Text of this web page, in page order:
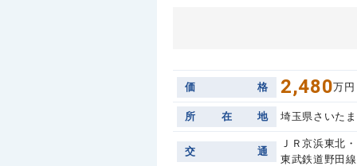
価 格 2,480万円
所 在 地 埼玉県さいた
交 通
ＪＲ京浜東北
東武鉄道野田